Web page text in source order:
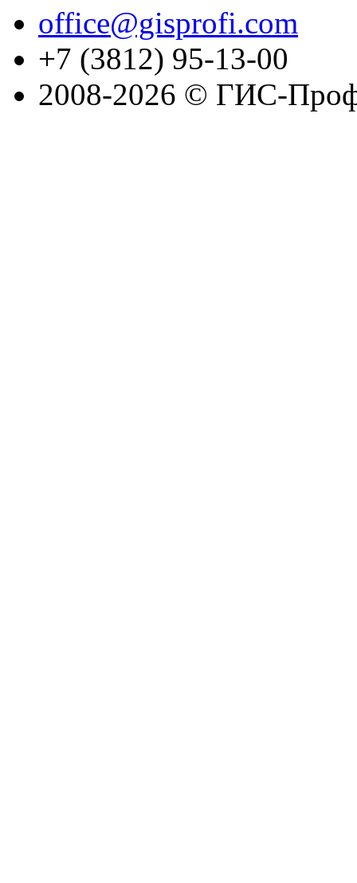
office@gisprofi.com
+7 (3812) 95-13-00
2008-2026 © ГИС-